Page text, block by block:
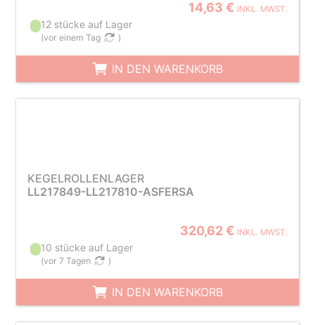
14,63 € INKL. MWST.
12 stücke auf Lager
(vor einem Tag )
IN DEN WARENKORB
KEGELROLLENLAGER
LL217849-LL217810-ASFERSA
320,62 € INKL. MWST.
10 stücke auf Lager
(vor 7 Tagen )
IN DEN WARENKORB